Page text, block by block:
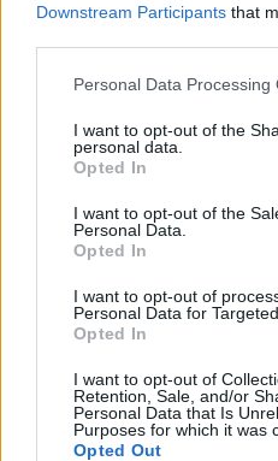
Downstream Participants that
Personal Data Processing
I want to opt-out of the
personal data.
Opted In
I want to opt-out of the
Personal Data.
Opted In
I want to opt-out of
Personal Data for
Opted In
I want to opt-out of
Retention, Sale, and/or
Personal Data that Is
Purposes for which it was
Opted Out
Accedioregistrati
commento esprime il pensiero
di VareseNews.it, che rimane
possono essere automaticamente
che includano uno o più link a siti